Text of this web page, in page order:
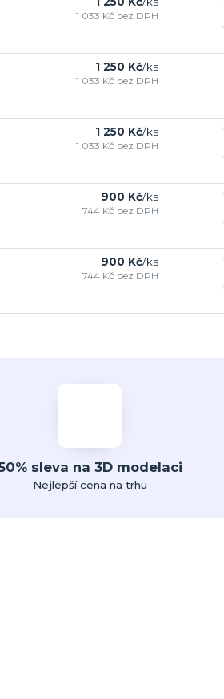
1 033 Kč bez DPH
1 250 Kč/ks
1 033 Kč bez DPH
1 250 Kč/ks
1 033 Kč bez DPH
900 Kč/ks
744 Kč bez DPH
900 Kč/ks
744 Kč bez DPH
sleva na 3D modelaci
Nejlepší cena na trhu